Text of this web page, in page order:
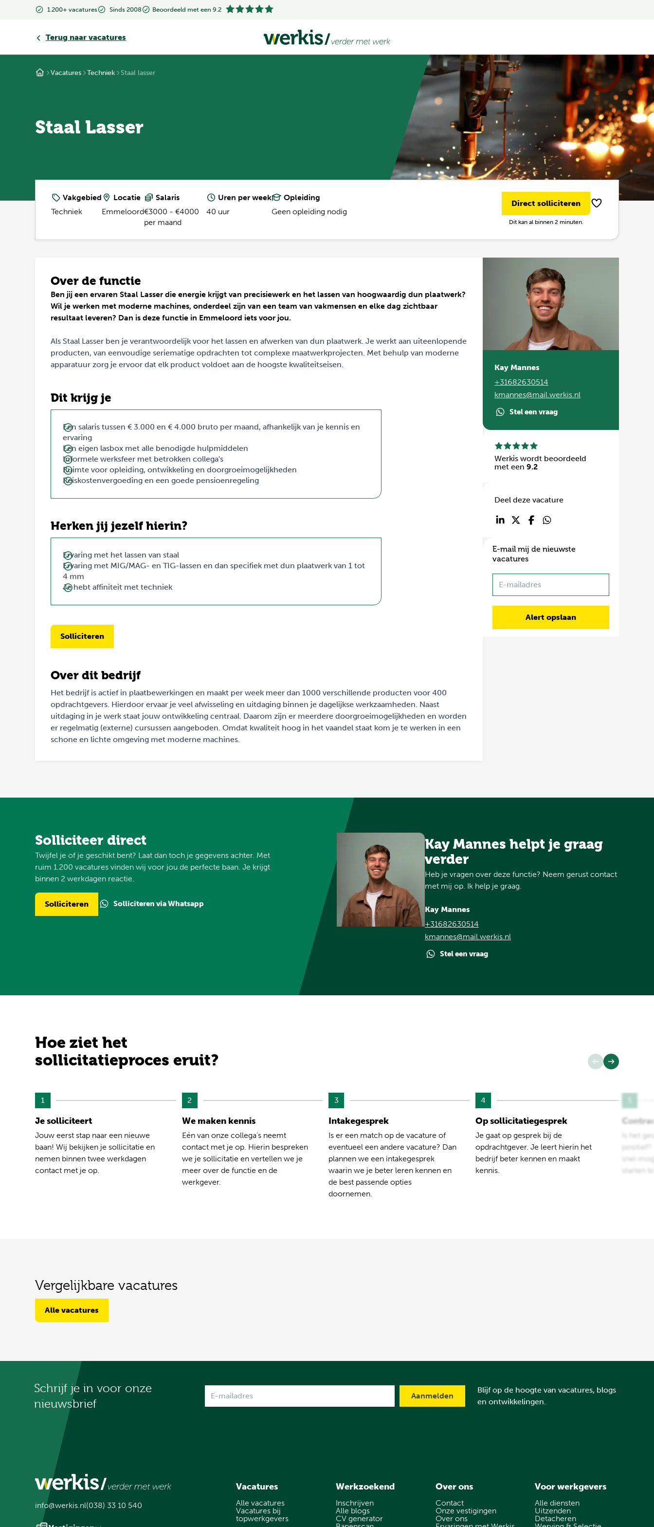
1.200+ vacatures Sinds 2008 Beoordeeld met een 9.2
Terug naar vacatures
Vacatures Techniek Staal lasser
Staal Lasser
Vakgebied
Techniek
Locatie
Emmeloord
Salaris
€3000 - €4000
per maand
Uren per week
40 uur
Opleiding
Geen opleiding nodig
Direct solliciteren
Dit kan al binnen 2 minuten.
Over de functie
Ben jij een ervaren Staal Lasser die energie krijgt van precisiewerk en het lassen van hoogwaardig dun plaatwerk?
Wil je werken met moderne machines, onderdeel zijn van een team van vakmensen en elke dag zichtbaar
resultaat leveren? Dan is deze functie in Emmeloord iets voor jou.
Als Staal Lasser ben je verantwoordelijk voor het lassen en afwerken van dun plaatwerk. Je werkt aan uiteenlopende
producten, van eenvoudige seriematige opdrachten tot complexe maatwerkprojecten. Met behulp van moderne
apparatuur zorg je ervoor dat elk product voldoet aan de hoogste kwaliteitseisen.
Dit krijg je
Een salaris tussen € 3.000 en € 4.000 bruto per maand, afhankelijk van je kennis en
ervaring
Een eigen lasbox met alle benodigde hulpmiddelen
Informele werksfeer met betrokken collega's
Ruimte voor opleiding, ontwikkeling en doorgroeimogelijkheden
Reiskostenvergoeding en een goede pensioenregeling
Herken jij jezelf hierin?
Ervaring met het lassen van staal
Ervaring met MIG/MAG- en TIG-lassen en dan specifiek met dun plaatwerk van 1 tot
4 mm
Je hebt affiniteit met techniek
Solliciteren
Over dit bedrijf
Het bedrijf is actief in plaatbewerkingen en maakt per week meer dan 1000 verschillende producten voor 400
opdrachtgevers. Hierdoor ervaar je veel afwisseling en uitdaging binnen je dagelijkse werkzaamheden. Naast
uitdaging in je werk staat jouw ontwikkeling centraal. Daarom zijn er meerdere doorgroeimogelijkheden en worden
er regelmatig (externe) cursussen aangeboden. Omdat kwaliteit hoog in het vaandel staat kom je te werken in een
schone en lichte omgeving met moderne machines.
Kay Mannes
+31682630514
kmannes@mail.werkis.nl
Stel een vraag
Werkis wordt beoordeeld
met een 9.2
Deel deze vacature
E-mail mij de nieuwste
vacatures
Solliciteer direct
Twijfel je of je geschikt bent? Laat dan toch je gegevens achter. Met
ruim 1.200 vacatures vinden wij voor jou de perfecte baan. Je krijgt
binnen 2 werkdagen reactie.
Solliciteren Solliciteren via Whatsapp
Kay Mannes helpt je graag
verder
Heb je vragen over deze functie? Neem gerust contact
met mij op. Ik help je graag.
Kay Mannes
+31682630514
kmannes@mail.werkis.nl
Stel een vraag
Hoe ziet het
sollicitatieproces eruit?
1
Je solliciteert
Jouw eerst stap naar een nieuwe
baan! Wij bekijken je sollicitatie en
nemen binnen twee werkdagen
contact met je op.
2
We maken kennis
Eén van onze collega's neemt
contact met je op. Hierin bespreken
we je sollicitatie en vertellen we je
meer over de functie en de
werkgever.
3
Intakegesprek
Is er een match op de vacature of
eventueel een andere vacature? Dan
plannen we een intakegesprek
waarin we je beter leren kennen en
de best passende opties
doornemen.
4
Op sollicitatiegesprek
Je gaat op gesprek bij de
opdrachtgever. Je leert hierin het
bedrijf beter kennen en maakt
kennis.
Is het
snel
starten
Vergelijkbare vacatures
Alle vacatures
Schrijf je in voor onze
nieuwsbrief
Blijf op de hoogte van vacatures, blogs
en ontwikkelingen.
info@werkis.nl(038) 33 10 540
Vacatures
Alle vacatures
Vacatures bij
topwerkgevers
Werkzoekend
Inschrijven
Alle blogs
CV generator
Over ons
Contact
Onze vestigingen
Over ons
Voor werkgevers
Alle diensten
Uitzenden
Detacheren